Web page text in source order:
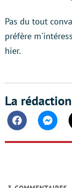
Pas du tout
préfère
hier.
La
Facebook